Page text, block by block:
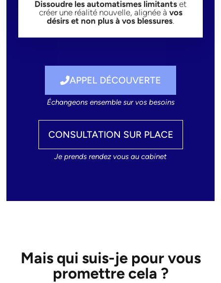
Dissoudre les automatismes limitants et
créer une réalité nouvelle, alignée à vos
désirs et non plus à vos blessures.
APPEL DÉCOUVERTE
Échangeons ensemble sur vos besoins
CONSULTATION SUR PLACE
Je prends rendez vous au cabinet
Mais qui suis-je pour vous
promettre cela ?